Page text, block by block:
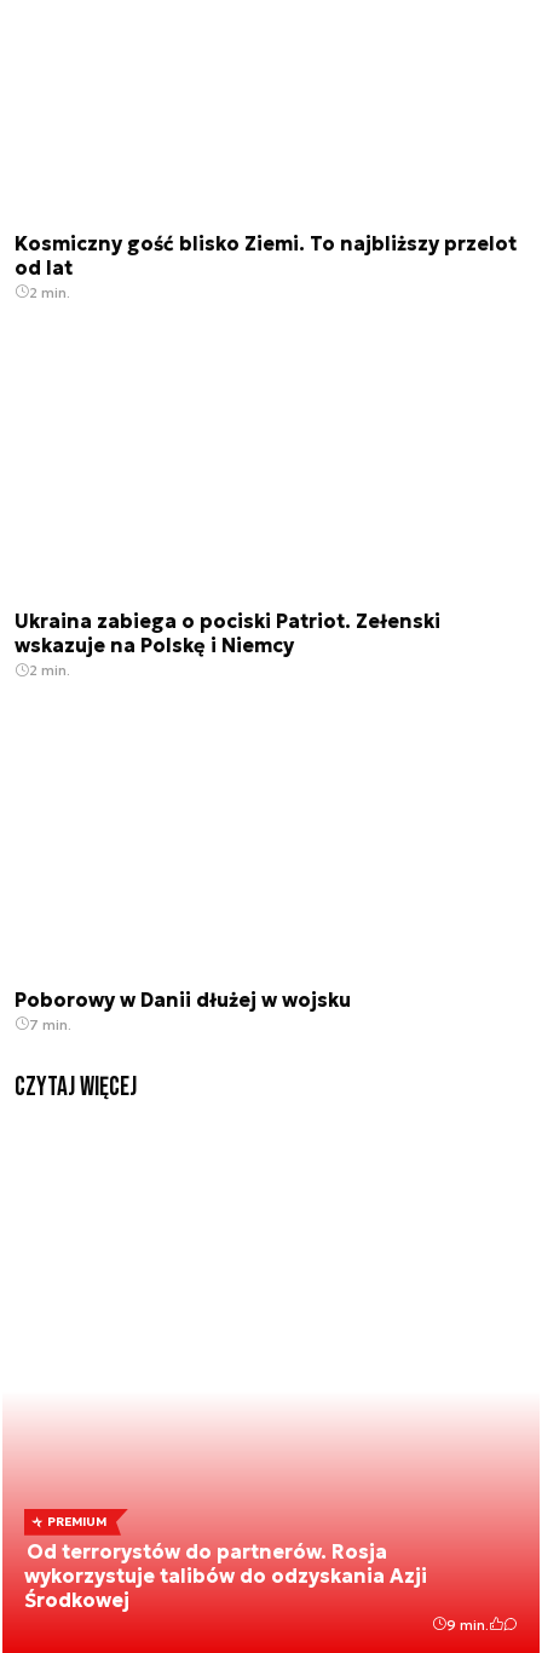
Kosmiczny gość blisko Ziemi. To najbliższy przelot
od lat
2 min.
Ukraina zabiega o pociski Patriot. Zełenski
wskazuje na Polskę i Niemcy
2 min.
Poborowy w Danii dłużej w wojsku
7 min.
czytaj więcej
PREMIUM
Od terrorystów do partnerów. Rosja
wykorzystuje talibów do odzyskania Azji
Środkowej
9 min.